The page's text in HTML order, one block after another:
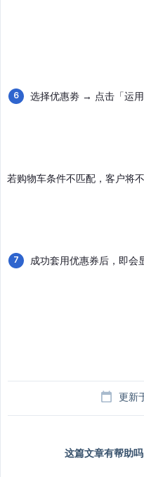
选择优惠劵 → 点击「运用
若购物车条件不匹配，客户将
成功套用优惠券后，即会
更新
这篇文章有帮助吗